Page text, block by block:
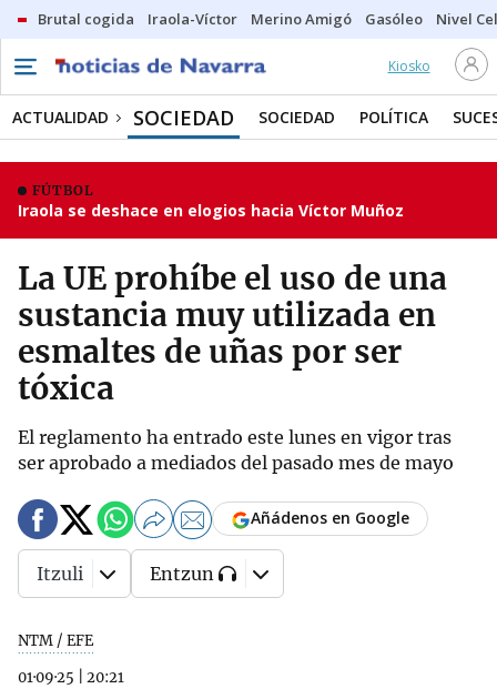
Brutal cogida Iraola-Víctor Merino Amigó Gasóleo Nivel
Kiosko
ACTUALIDAD SOCIEDAD SOCIEDAD POLÍTICA
FÚTBOL
Iraola se deshace en elogios hacia Víctor Muñoz
La UE prohíbe el uso de una
sustancia muy utilizada en
esmaltes de uñas por ser
tóxica
El reglamento ha entrado este lunes en vigor tras
ser aprobado a mediados del pasado mes de mayo
NTM / EFE
01·09·25
20:21
Añádenos en Google
Itzuli Entzun